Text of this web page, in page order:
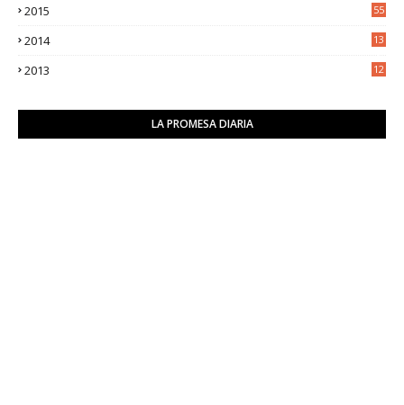
2015 55
2014
13
2013
12
LA PROMESA DIARIA